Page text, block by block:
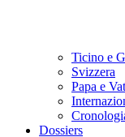
Ticino e
Svizzera
Papa e
Dossiers